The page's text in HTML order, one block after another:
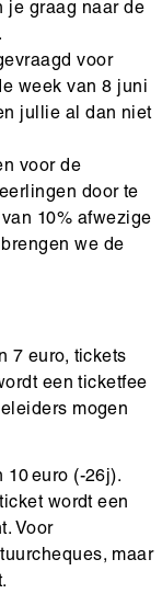
je graag naar de
voor
week van 8 juni
jullie al dan niet
voor de
door te
10% afwezige
we de
7 euro, tickets
een ticketfee
mogen
10 euro (-26j).
wordt een
Voor
maar